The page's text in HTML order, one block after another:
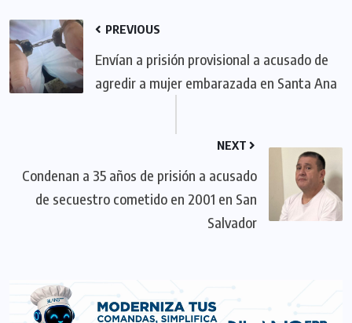
PREVIOUS
Envían a prisión provisional a acusado de
agredir a mujer embarazada en Santa Ana
NEXT
Condenan a 35 años de prisión a acusado
de secuestro cometido en 2001 en San
Salvador